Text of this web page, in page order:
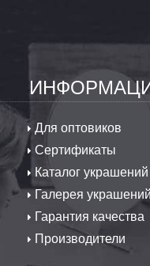
Для оптовиков
Сертификаты
Каталог украшений
Галерея
Гарантия качества
Производители